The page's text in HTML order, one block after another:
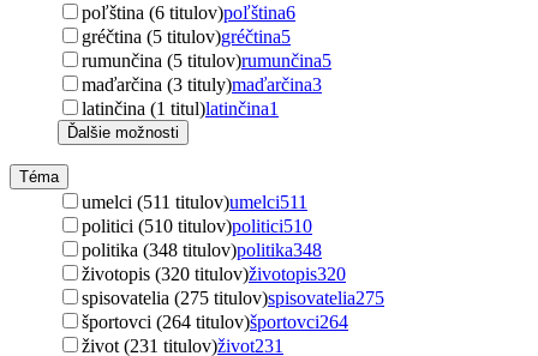
poľština (6 titulov)poľština6
gréčtina (5 titulov)gréčtina5
rumunčina (5 titulov)rumunčina5
maďarčina (3 tituly)maďarčina3
latinčina (1 titul)latinčina1
Ďalšie možnosti
Téma
umelci (511 titulov)umelci511
politici (510 titulov)politici510
politika (348 titulov)politika348
životopis (320 titulov)životopis320
spisovatelia (275 titulov)spisovatelia275
športovci (264 titulov)športovci264
život (231 titulov)život231